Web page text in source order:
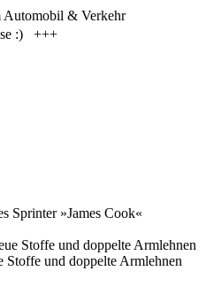
Automobil & Verkehr
:) +++
Sprinter »James Cook«
Stoffe und doppelte Armlehnen